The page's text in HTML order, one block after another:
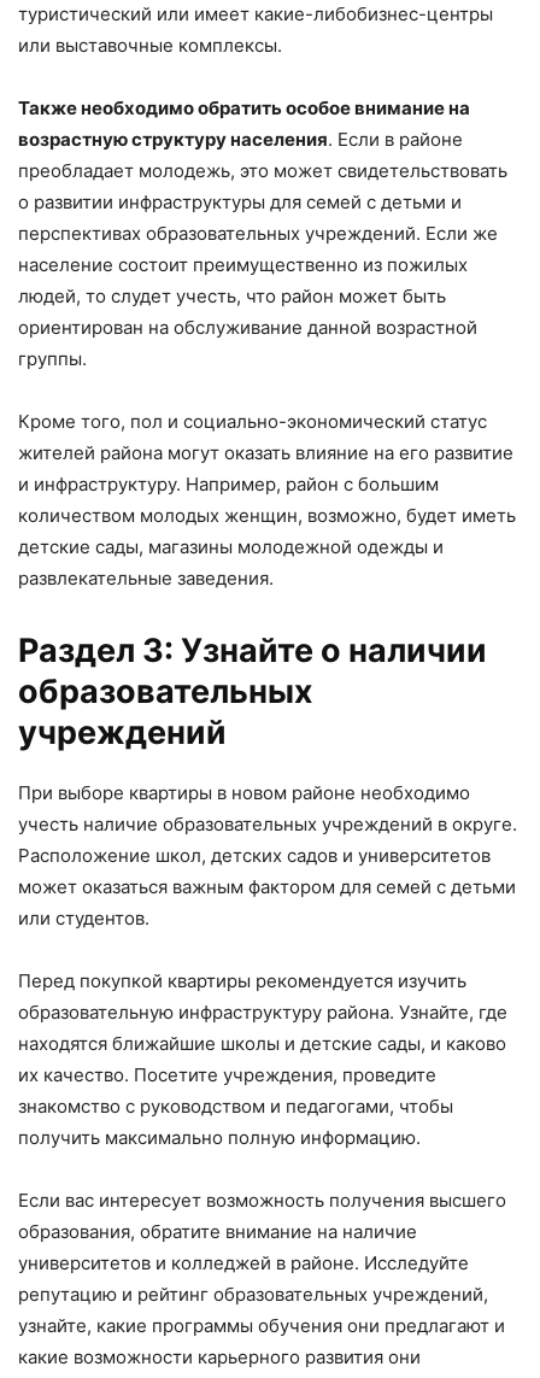
туристический или имеет какие-либобизнес-центры
или выставочные комплексы.
Также необходимо обратить особое внимание на
возрастную структуру населения. Если в районе
преобладает молодежь, это может свидетельствовать
о развитии инфраструктуры для семей с детьми и
перспективах образовательных учреждений. Если же
население состоит преимущественно из пожилых
людей, то слудет учесть, что район может быть
ориентирован на обслуживание данной возрастной
группы.
Кроме того, пол и социально-экономический статус
жителей района могут оказать влияние на его развитие
и инфраструктуру. Например, район с большим
количеством молодых женщин, возможно, будет иметь
детские сады, магазины молодежной одежды и
развлекательные заведения.
Раздел 3: Узнайте о наличии
образовательных
учреждений
При выборе квартиры в новом районе необходимо
учесть наличие образовательных учреждений в округе.
Расположение школ, детских садов и университетов
может оказаться важным фактором для семей с детьми
или студентов.
Перед покупкой квартиры рекомендуется изучить
образовательную инфраструктуру района. Узнайте, где
находятся ближайшие школы и детские сады, и каково
их качество. Посетите учреждения, проведите
знакомство с руководством и педагогами, чтобы
получить максимально полную информацию.
Если вас интересует возможность получения высшего
образования, обратите внимание на наличие
университетов и колледжей в районе. Исследуйте
репутацию и рейтинг образовательных учреждений,
узнайте, какие программы обучения они предлагают и
какие возможности карьерного развития они